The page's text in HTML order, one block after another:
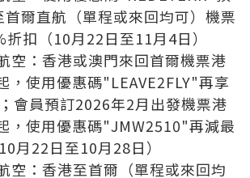
首爾直航（單程或來回均可）機票
扣（10月22日至11月4日）
空：香港或澳門來回首爾機票港
，使用優惠碼"LEAVE2FLY"再享
會員預訂2026年2月出發機票港
，使用優惠碼"JMW2510"再減最
月22日至10月28日）
空：香港至首爾（單程或來回均